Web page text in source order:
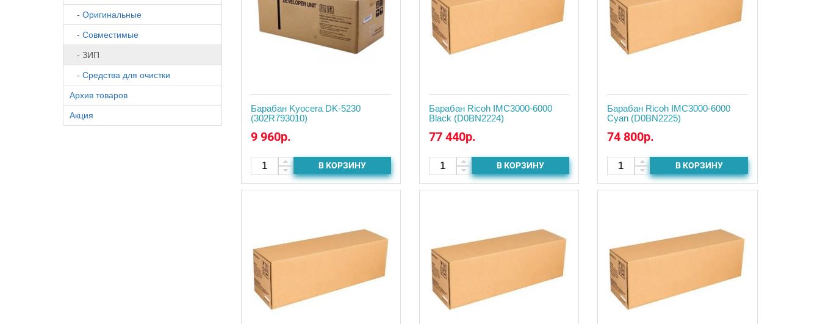
Toshiba
Xerox
Катюша
- Оригинальные
- Совместимые
- ЗИП
- Средства для очистки
Архив товаров
Акция
Барабан Kyocera DK-5230
(302R793010)
9 960р.
В КОРЗИНУ
Барабан Ricoh IMC3000-6000
Black (D0BN2224)
77 440р.
В КОРЗИНУ
Барабан Ricoh IMC3000-6000
Cyan (D0BN2225)
74 800р.
В КОРЗИНУ